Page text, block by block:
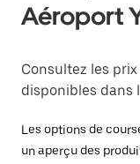
Aéroport
Consultez les
disponibles dans
Les options de
un aperçu des